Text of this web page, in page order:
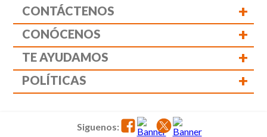
CONTÁCTENOS +
CONÓCENOS +
TE AYUDAMOS +
POLÍTICAS +
Siguenos: